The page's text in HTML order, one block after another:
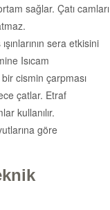
sağlar. Çatı camları
sera etkisini
Isıcam
cismin çarpması
çatlar. Etraf
kullanılır.
göre